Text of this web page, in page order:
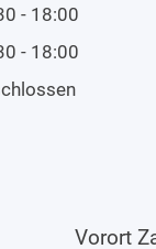
- 18:00
- 18:00
Vorort